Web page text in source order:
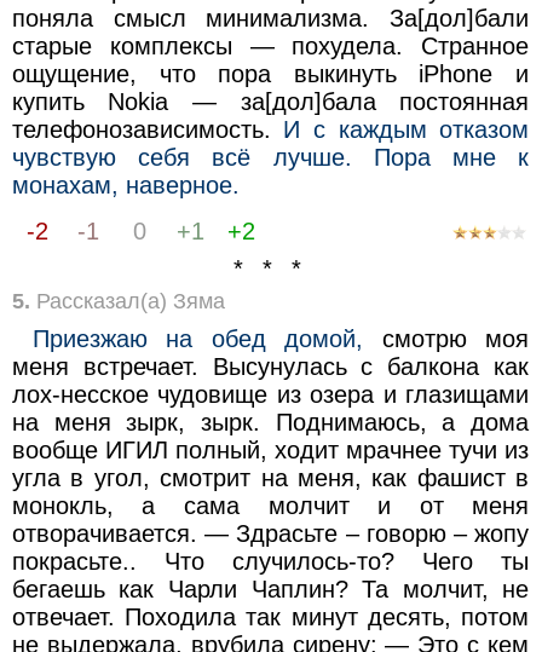
поняла смысл минимализма. За[дол]бали
старые комплексы — похудела. Странное
ощущение, что пора выкинуть iPhоnе и
купить Nоkiа — за[дол]бала постоянная
телефонозависимость. И с каждым отказом
чувствую себя всё лучше. Пора мне к
монахам, наверное.
-2
-1 0 +1
+2
* * *
5. Рассказал(а) Зяма
Приезжаю на обед домой,
смотрю моя
меня встречает. Высунулась с балкона как
лох-несское чудовище из озера и глазищами
на меня зырк, зырк. Поднимаюсь, а дома
вообще ИГИЛ полный, ходит мрачнее тучи из
угла в угол, смотрит на меня, как фашист в
монокль, а сама молчит и от меня
отворачивается. — Здрасьте – говорю – жопу
покрасьте.. Что случилось-то? Чего ты
бегаешь как Чарли Чаплин? Та молчит, не
отвечает. Походила так минут десять, потом
не выдержала, врубила сирену: — Это с кем